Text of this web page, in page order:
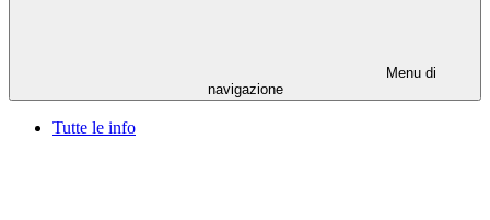
Menu di
navigazione
Tutte le info